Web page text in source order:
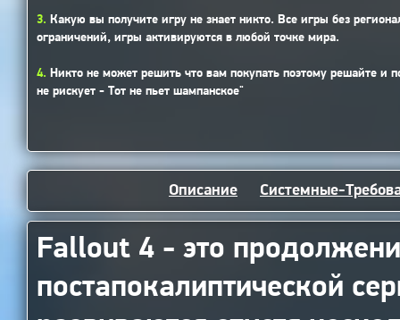
3. Какую вы получите игру не знает никто. Все игры без
ограничений, игры активируются в любой точке мира.
4. Никто не может решить что вам покупать поэтому решайте и
не рискует - Тот не пьет шампанское"
Описание Системные-
Fallout 4 - это
постапокалиптической